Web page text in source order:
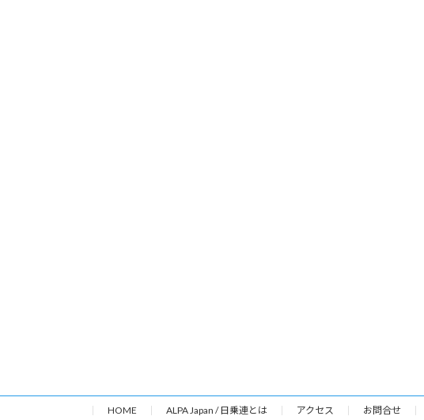
HOME ALPA Japan / 日乗連とは アクセス お問合せ